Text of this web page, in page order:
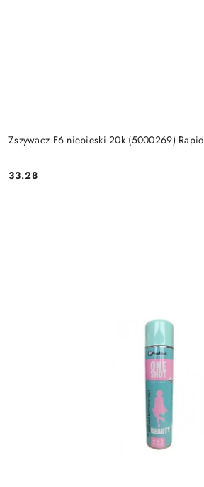
Zszywacz F6 niebieski 20k (5000269) Rapid
Cena:
33.28